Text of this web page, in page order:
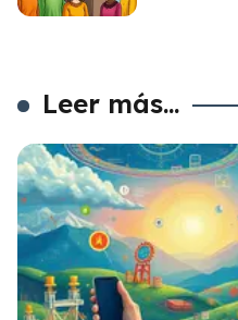
Leer más...